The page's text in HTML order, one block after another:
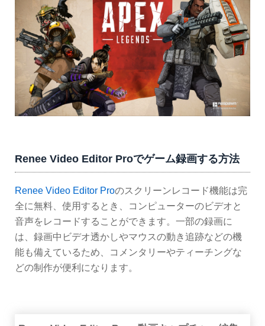
Renee Video Editor Proでゲーム録画する方法
Renee Video Editor Proのスクリーンレコード機能は完
全に無料、使用するとき、コンピューターのビデオと
音声をレコードすることができます。一部の録画に
は、録画中ビデオ透かしやマウスの動き追跡などの機
能も備えているため、コメンタリーやティーチングな
どの制作が便利になります。